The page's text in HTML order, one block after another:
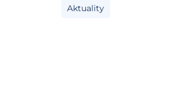
Aktuality